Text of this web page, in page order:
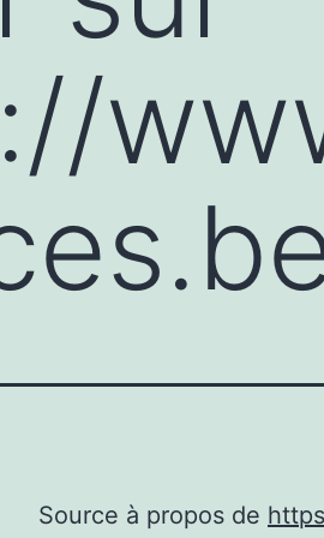
Source à propos de